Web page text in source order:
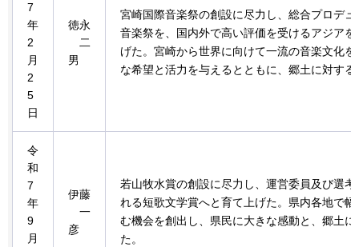
7
年
2
月
2
5
日
徳永
二
男
宮崎国際音楽祭の創設に尽力し、総合プロデ
音楽祭を、国内外で高い評価を受けるアジア
げた。宮崎から世界に向けて一流の音楽文化
な希望と活力を与えるとともに、郷土に対す
令
和
7
年
9
月
伊藤
一
彦
若山牧水賞の創設に尽力し、運営委員及び選
れる短歌文学賞へと育て上げた。県内各地で
む機会を創出し、県民に大きな感動と、郷土
た。